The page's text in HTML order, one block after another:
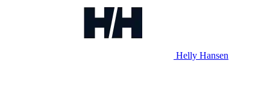
Helly Hansen